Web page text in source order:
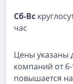
Сб-Вс
час
Цены указаны
компаний от
повышается